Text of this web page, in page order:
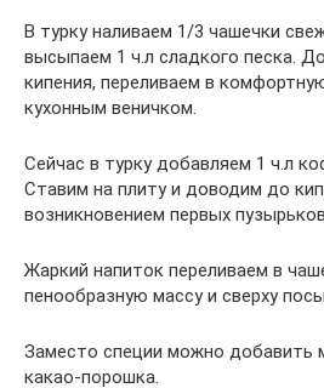
В турку наливаем 1/3 чашечки
высыпаем 1 ч.л сладкого песка.
кипения, переливаем в
кухонным веничком.
Сейчас в турку добавляем 1 ч.л
Ставим на плиту и доводим до
возникновением первых
Жаркий напиток переливаем в
пенообразную массу и сверху
Заместо специи можно добавить
какао-порошка.